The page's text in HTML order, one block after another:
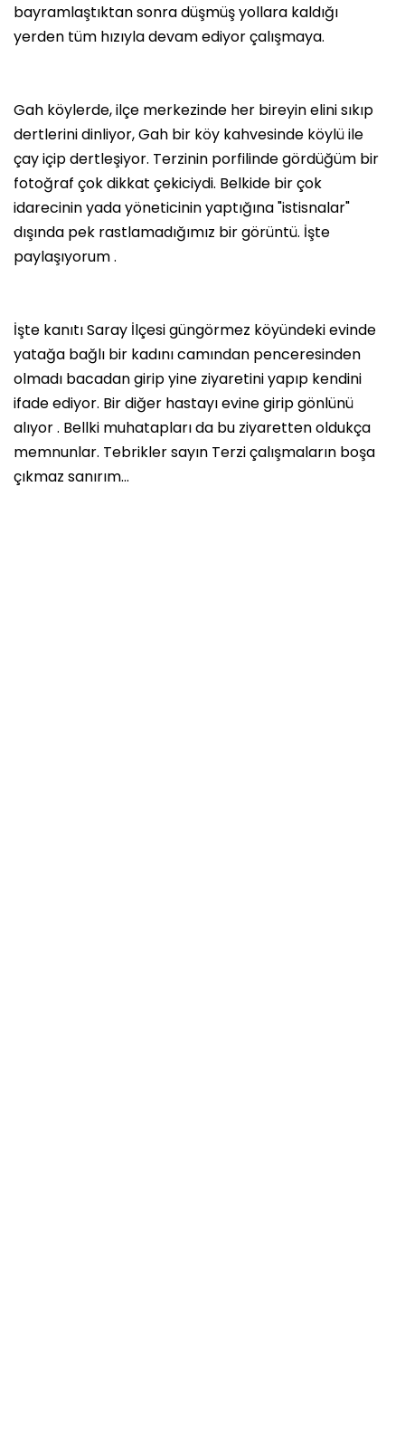
bayramlaştıktan sonra düşmüş yollara kaldığı
yerden tüm hızıyla devam ediyor çalışmaya.
Gah köylerde, ilçe merkezinde her bireyin elini sıkıp
dertlerini dinliyor, Gah bir köy kahvesinde köylü ile
çay içip dertleşiyor. Terzinin porfilinde gördüğüm bir
fotoğraf çok dikkat çekiciydi. Belkide bir çok
idarecinin yada yöneticinin yaptığına "istisnalar"
dışında pek rastlamadığımız bir görüntü. İşte
paylaşıyorum .
İşte kanıtı Saray İlçesi güngörmez köyündeki evinde
yatağa bağlı bir kadını camından penceresinden
olmadı bacadan girip yine ziyaretini yapıp kendini
ifade ediyor. Bir diğer hastayı evine girip gönlünü
alıyor . Bellki muhatapları da bu ziyaretten oldukça
memnunlar. Tebrikler sayın Terzi çalışmaların boşa
çıkmaz sanırım…